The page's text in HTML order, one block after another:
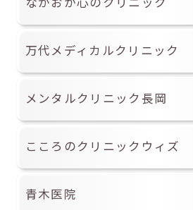
万代メディカルクリニック
メンタルクリニック長岡
こころのクリニックウィズ
青木医院